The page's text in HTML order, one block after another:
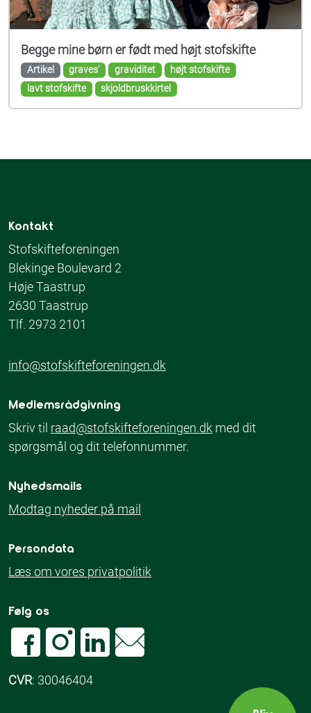
Begge mine børn er født med højt stofskifte
Artikel graves' graviditet
højt stofskifte
lavt stofskifte
skjoldbruskkirtel
Kontakt
Stofskifteforeningen
Blekinge Boulevard 2
Høje Taastrup
2630 Taastrup
Tlf. 2973 2101
info@stofskifteforeningen.dk
Medlemsrådgivning
Skriv til raad@stofskifteforeningen.dk med dit
spørgsmål og dit telefonnummer.
Nyhedsmails
Modtag nyheder på mail
Persondata
Læs om vores privatpolitik
Følg os
CVR: 30046404